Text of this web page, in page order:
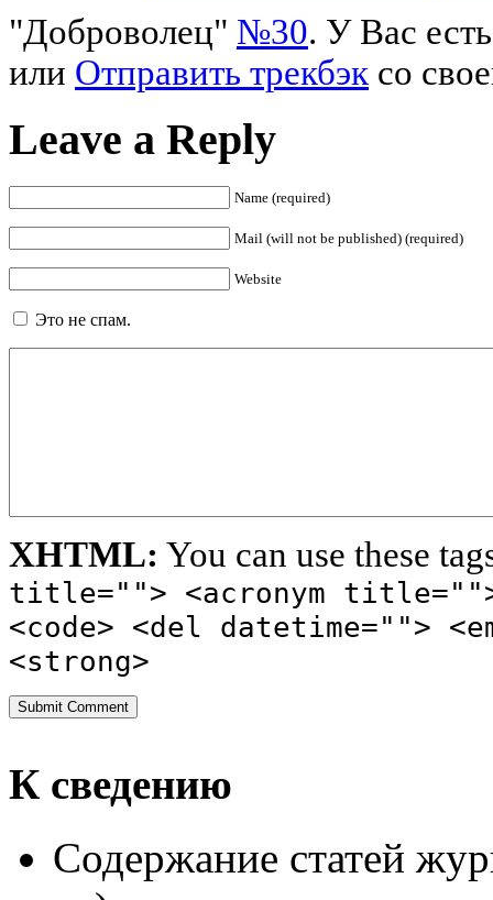
"Доброволец" №30. У Вас
или Отправить трекбэк со
Leave a Reply
Name (required)
Mail (will not be published) (required)
Website
Это не спам.
XHTML: You can use these
title=""> <acronym
<code> <del datetime="">
<strong>
К сведению
Содержание статей